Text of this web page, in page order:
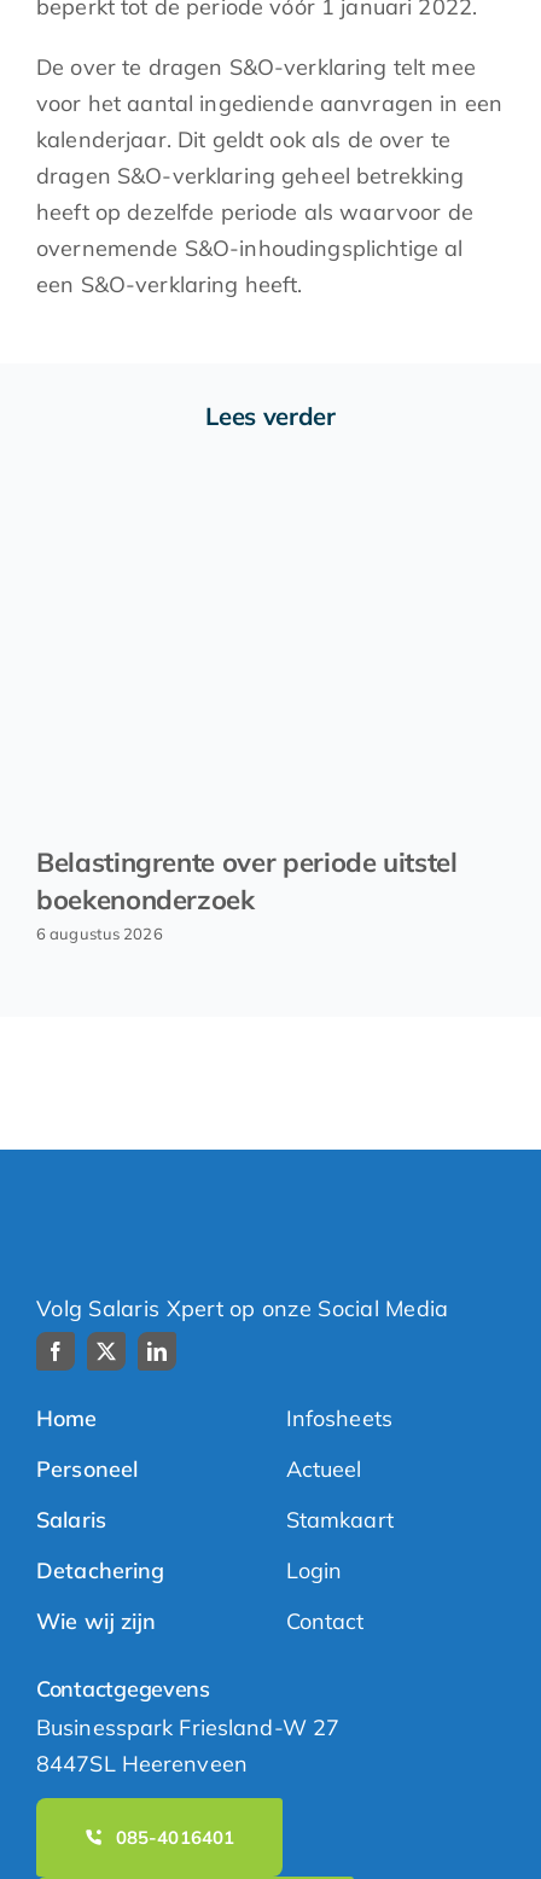
beperkt tot de periode vóór 1 januari 2022.
De over te dragen S&O-verklaring telt mee
voor het aantal ingediende aanvragen in een
kalenderjaar. Dit geldt ook als de over te
dragen S&O-verklaring geheel betrekking
heeft op dezelfde periode als waarvoor de
overnemende S&O-inhoudingsplichtige al
een S&O-verklaring heeft.
Lees verder
Belastingrente over periode uitstel
boekenonderzoek
6 augustus 2026
Volg Salaris Xpert op onze Social Media
Home
Personeel
Salaris
Detachering
Wie wij zijn
Infosheets
Actueel
Stamkaart
Login
Contact
Contactgegevens
Businesspark Friesland-W 27
8447SL Heerenveen
085-4016401